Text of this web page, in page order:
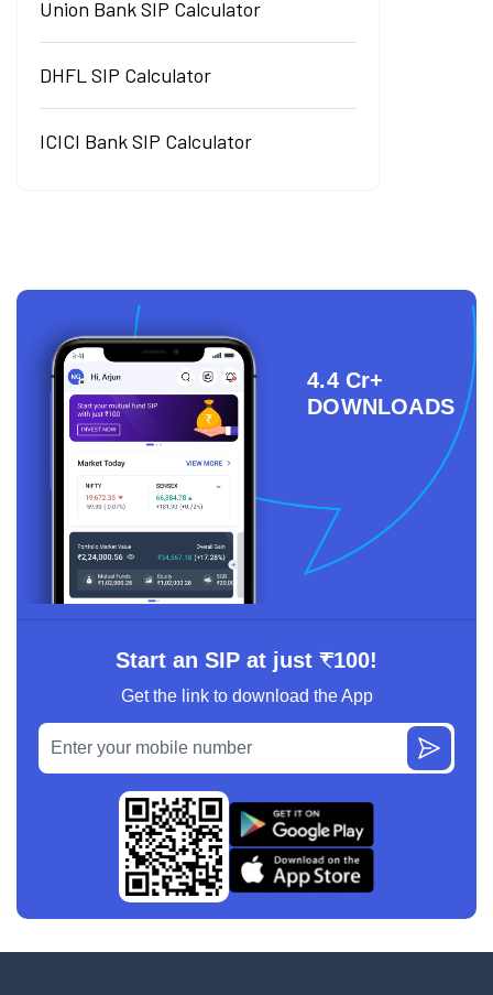
Union Bank SIP Calculator
DHFL SIP Calculator
ICICI Bank SIP Calculator
4.4 Cr+
DOWNLOADS
Start an SIP at just ₹100!
Get the link to download the App